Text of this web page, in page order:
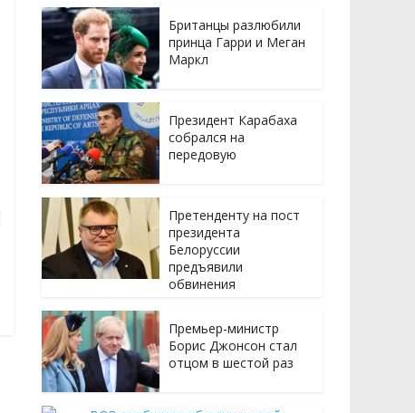
Британцы разлюбили
принца Гарри и Меган
Маркл
Президент Карабаха
собрался на
передовую
Претенденту на пост
президента
Белоруссии
предъявили
обвинения
Премьер-министр
Борис Джонсон стал
отцом в шестой раз